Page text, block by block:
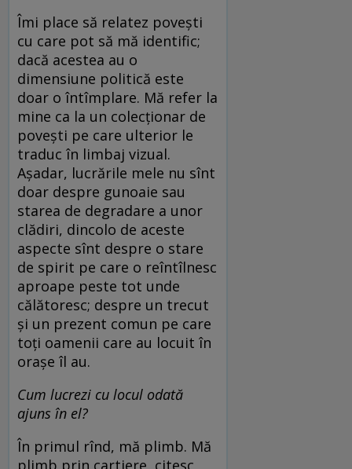
Îmi place să relatez povești
cu care pot să mă identific;
dacă acestea au o
dimensiune politică este
doar o întîmplare. Mă refer la
mine ca la un colecționar de
povești pe care ulterior le
traduc în limbaj vizual.
Așadar, lucrările mele nu sînt
doar despre gunoaie sau
starea de degradare a unor
clădiri, dincolo de aceste
aspecte sînt despre o stare
de spirit pe care o reîntîlnesc
aproape peste tot unde
călătoresc; despre un trecut
și un prezent comun pe care
toți oamenii care au locuit în
orașe îl au.
Cum lucrezi cu locul odată
ajuns în el?
În primul rînd, mă plimb. Mă